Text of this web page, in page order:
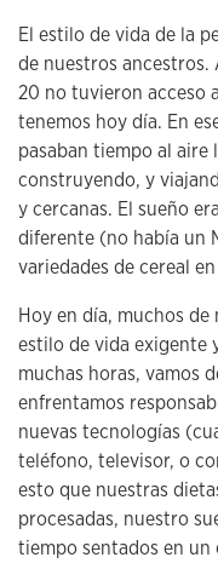
El estilo de vida de la
de nuestros
20 no tuvieron acceso
tenemos hoy día. En
pasaban tiempo al
construyendo, y
y cercanas. El sueño
diferente (no había un
variedades de cereal
Hoy en día, muchos
estilo de vida exigente
muchas horas, vamos
enfrentamos
nuevas tecnologías
teléfono, televisor, o
esto que nuestras
procesadas, nuestro
tiempo sentados en